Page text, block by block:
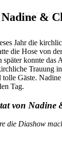
Nadine &
Jahr die
die Hose
konnte
Gäste.
Tag.
von Nadine
die Diashow